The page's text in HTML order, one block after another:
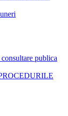
publica